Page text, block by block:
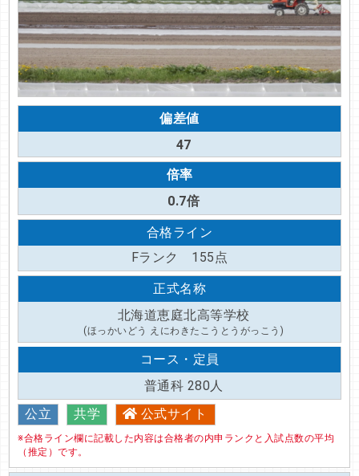
偏差値
47
倍率
0.7倍
合格ライン
Fランク 155点
正式名称
北海道恵庭北高等学校
(ほっかいどう えにわきたこうとうがっこう)
コース・定員
普通科 280人
公立
共学 公式サイト
※合格ライン欄に記載した内容は合格者の内申ランクと入試点数の平均
（推定）です。